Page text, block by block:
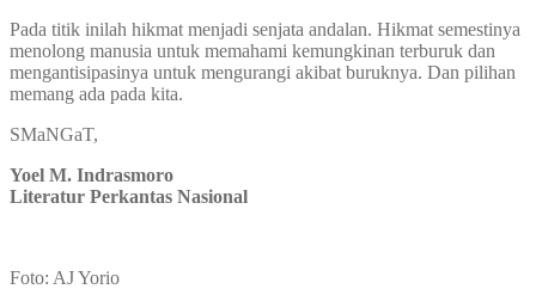
Pada titik inilah hikmat menjadi senjata andalan. Hikmat semestinya
menolong manusia untuk memahami kemungkinan terburuk dan
mengantisipasinya untuk mengurangi akibat buruknya. Dan pilihan
memang ada pada kita.
SMaNGaT,
Yoel M. Indrasmoro
Literatur Perkantas Nasional
Foto: AJ Yorio